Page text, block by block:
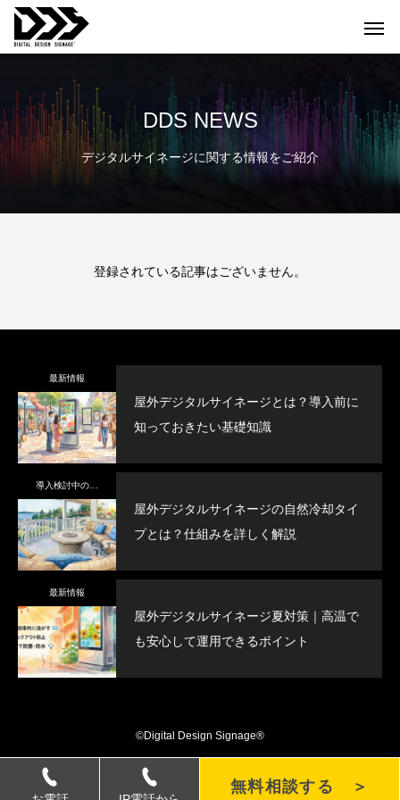
無料相談する ＞
DDS NEWS
デジタルサイネージに関する情報をご紹介
登録されている記事はございません。
最新情報
屋外デジタルサイネージとは？導入前に
知っておきたい基礎知識
屋外デジタルサイネージの自然冷却タイ
プとは？仕組みを詳しく解説
最新情報
屋外デジタルサイネージ夏対策｜高温で
も安心して運用できるポイント
©Digital Design Signage®